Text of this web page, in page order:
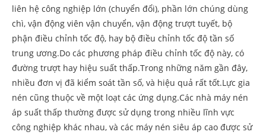
liên hệ công nghiệp lớn (chuyển đổi), phần lớn chúng dùng
chì, vận động viên vận chuyển, vận động trượt tuyết, bộ
phận điều chỉnh tốc độ, hay bộ điều chỉnh tốc độ tần số
trung ương.Do các phương pháp điều chỉnh tốc độ này, có
đường trượt hay hiệu suất thấp.Trong những năm gần đây,
nhiều đơn vị đã kiểm soát tần số, và hiệu quả rất tốt.Lực gia
nén cũng thuộc về một loạt các ứng dụng.Các nhà máy nén
áp suất thấp thường được sử dụng trong nhiều lĩnh vực
công nghiệp khác nhau, và các máy nén siêu áp cao được sử